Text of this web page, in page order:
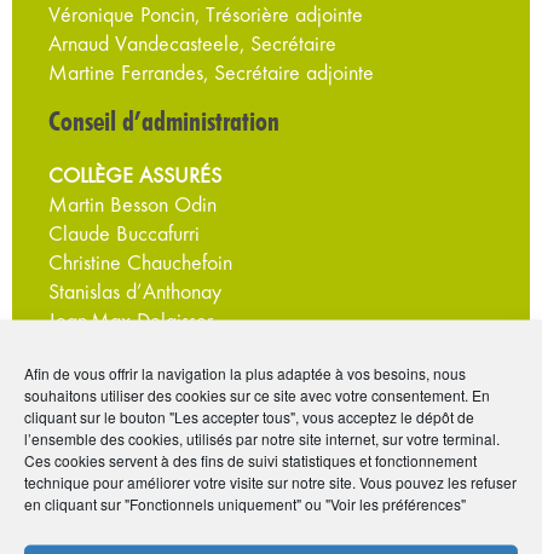
Afin de vous offrir la navigation la plus adaptée à vos besoins, nous
souhaitons utiliser des cookies sur ce site avec votre consentement. En
cliquant sur le bouton "Les accepter tous", vous acceptez le dépôt de
l’ensemble des cookies, utilisés par notre site internet, sur votre terminal.
Ces cookies servent à des fins de suivi statistiques et fonctionnement
technique pour améliorer votre visite sur notre site. Vous pouvez les refuser
en cliquant sur "Fonctionnels uniquement" ou "Voir les préférences"
Véronique Poncin, Trésorière adjointe
Arnaud Vandecasteele, Secrétaire
Martine Ferrandes, Secrétaire adjointe
Conseil d’administration
COLLÈGE ASSURÉS
Martin Besson Odin
Claude Buccafurri
Christine Chauchefoin
Stanislas d’Anthonay
Jean-Max Delaisser
Martine Ferrandes
Géraldine Gien
Valérie Goethals
Marie-Christine Hervé
Matthieu Rouppert